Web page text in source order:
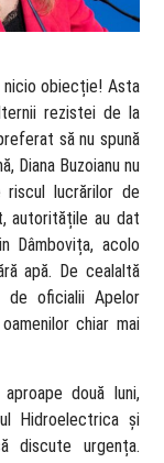
nicio obiecție! Asta
rezistei de la
să nu spună
Diana Buzoianu nu
lucrărilor de
autoritățile au dat
Dâmbovița, acolo
apă. De cealaltă
de oficialii Apelor
chiar mai
două luni,
Hidroelectrica și
discute urgența.